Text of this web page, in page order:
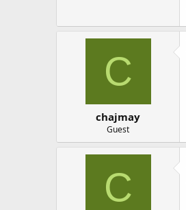
C
chajmay
Guest
C